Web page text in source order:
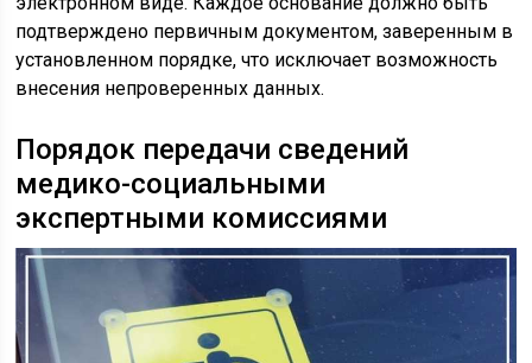
подтверждено первичным документом, заверенным в
установленном порядке, что исключает возможность
внесения непроверенных данных.
Порядок передачи сведений
медико-социальными
экспертными комиссиями